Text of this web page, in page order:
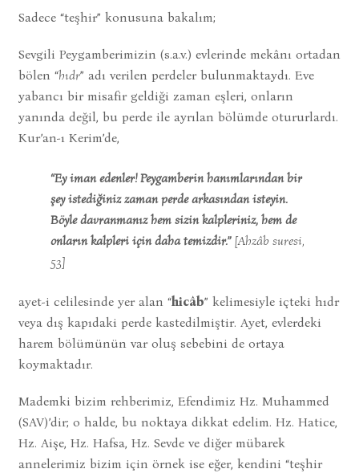
Sadece “teşhir” konusuna bakalım;
Sevgili Peygamberimizin (s.a.v.) evlerinde mekânı ortadan
bölen “hıdr” adı verilen perdeler bulunmaktaydı. Eve
yabancı bir misafir geldiği zaman eşleri, onların
yanında değil, bu perde ile ayrılan bölümde otururlardı.
Kur’an-ı Kerim’de,
“Ey iman edenler! Peygamberin hanımlarından bir
şey istediğiniz zaman perde arkasından isteyin.
Böyle davranmanız hem sizin kalpleriniz, hem de
onların kalpleri için daha temizdir.”[Ahzâb suresi,
53]
ayet-i celilesinde yer alan “hicâb” kelimesiyle içteki hıdr
veya dış kapıdaki perde kastedilmiştir. Ayet, evlerdeki
harem bölümünün var oluş sebebini de ortaya
koymaktadır.
Mademki bizim rehberimiz, Efendimiz Hz. Muhammed
(SAV)’dir; o halde, bu noktaya dikkat edelim. Hz. Hatice,
Hz. Aişe, Hz. Hafsa, Hz. Sevde ve diğer mübarek
annelerimiz bizim için örnek ise eğer, kendini “teşhir